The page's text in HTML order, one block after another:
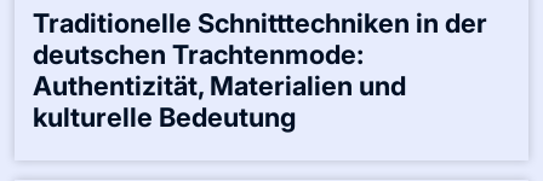
Traditionelle Schnitttechniken in der
deutschen Trachtenmode:
Authentizität, Materialien und
kulturelle Bedeutung